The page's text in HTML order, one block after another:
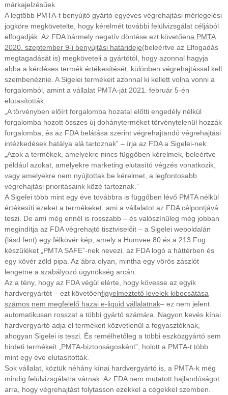
márkajelzésűek.
A legtöbb PMTA-t benyújtó gyártó egyéves végrehajtási mérlegelési
jogköre megkövetelte, hogy kérelmét további felülvizsgálat céljából
elfogadják. Az FDA bármely negatív döntése ezt követőena PMTA
2020. szeptember 9-i benyújtási határideje(beleértve az Elfogadás
megtagadását is) megköveteli a gyártótól, hogy azonnal hagyja
abba a kérdéses termék értékesítését, különben végrehajtással kell
szembenéznie. A Sigelei termékeit azonnal ki kellett volna vonni a
forgalomból, amint a vállalat PMTA-ját 2021. február 5-én
elutasították.
„A törvényben előírt forgalomba hozatal előtti engedély nélkül
forgalomba hozott összes új dohányterméket törvénytelenül hozzák
forgalomba, és az FDA belátása szerint végrehajtandó végrehajtási
intézkedések hatálya alá tartoznak” – írja az FDA a Sigelei-nek.
„Azok a termékek, amelyekre nincs függőben kérelmek, beleértve
például azokat, amelyekre marketing elutasító végzés vonatkozik,
vagy amelyekre nem nyújtottak be kérelmet, a legfontosabb
végrehajtási prioritásaink közé tartoznak.”
A Sigelei több mint egy éve továbbra is függőben lévő PMTA nélkül
értékesíti ezeket a termékeket, ami a vállalatot az FDA célpontjává
teszi. De ami még ennél is rosszabb – és valószínűleg még jobban
megindítja az FDA végrehajtó tisztviselőit – a Sigelei weboldalán
(lásd fent) egy félkövér kép, amely a Humvee 80 és a 213 Fog
készüléket „PMTA SAFE”-nek nevezi. az FDA logó a háttérben és
egy kövér zöld pipa. Az ábra olyan, mintha egy vörös zászlót
lengetne a szabályozó ügynökség arcán.
Az a tény, hogy az FDA végül elérte, hogy kövesse az egyik
hardvergyártót – ezt követőenfigyelmeztető levelek kibocsátása
számos nem megfelelő hazai e-liquid vállalatnak– ez nem jelent
automatikusan rosszat a többi gyártó számára. Nagyon kevés kínai
hardvergyártó adja el termékeit közvetlenül a fogyasztóknak,
ahogyan Sigelei is teszi. És remélhetőleg a többi eszközgyártó sem
hirdeti termékeit „PMTA-biztonságosként”, holott a PMTA-t több
mint egy éve elutasították.
Sok vállalat, köztük néhány kínai hardvergyártó is, a PMTA-k még
mindig felülvizsgálatra várnak. Az FDA nem mutatott hajlandóságot
arra, hogy végrehajtást folytasson ezekkel a cégekkel szemben.